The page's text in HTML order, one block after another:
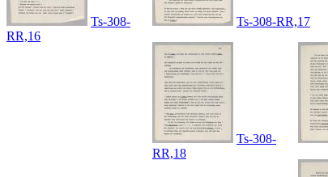
Ts-308-
RR,16
Ts-308-RR,17
Ts-308-
RR,18